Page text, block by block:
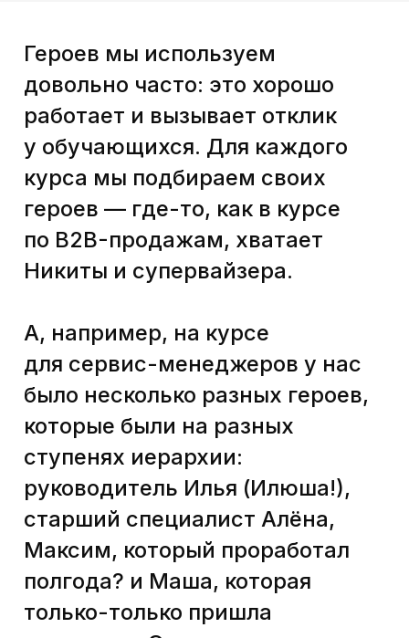
Прием № 3
Визуализируем
Чтобы история реально
работала, нужен не только
хороший текст, но и крутая
визуальная упаковка. Никому
(или почти никому)
не интересно смотреть фильмы
нам подавай HD-качество
и Dolby Digital. С курсами
то же самое.
Предыдущая версия курса
представляла собой
видеоролики с тренером
и несколькими схемами,
которые было сложно
рассмотреть. Курс был
актуален на тот момент.
Но теперича не то что давеча…
Мы решили сделать